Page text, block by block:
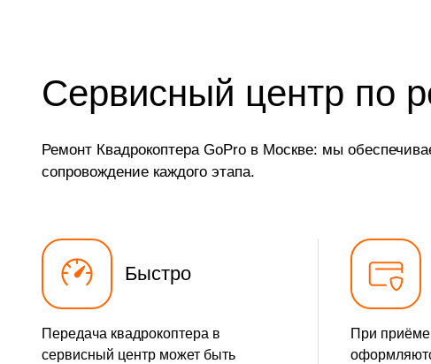
Сервисный центр по
Ремонт Квадрокоптера GoPro в Москве: мы
сопровождение каждого этапа.
Быстро
Передача квадрокоптера в
сервисный центр может быть
При приёме